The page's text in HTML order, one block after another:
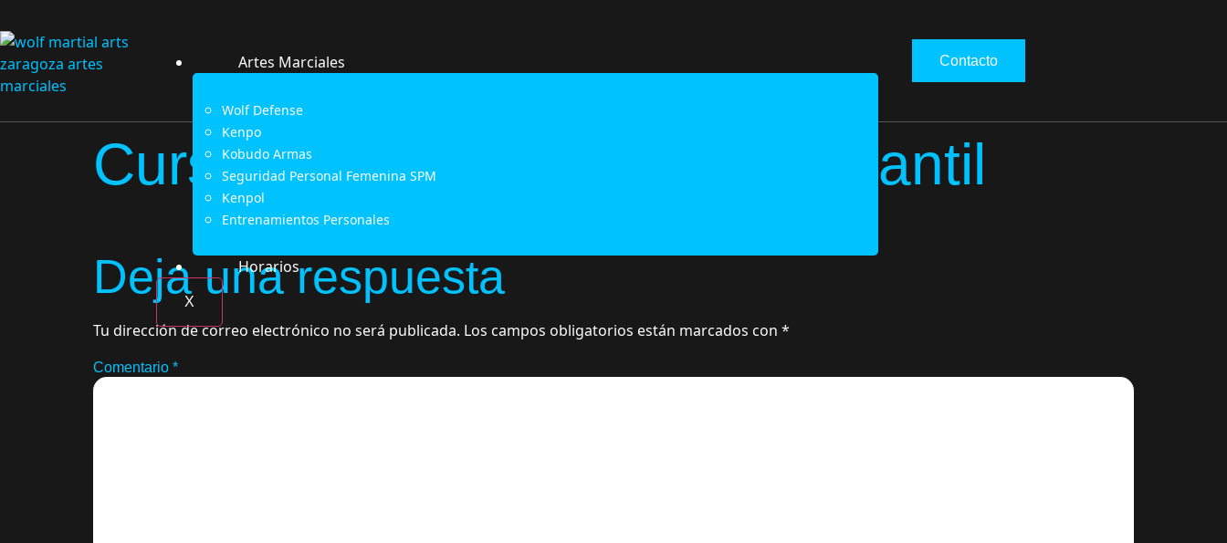
Artes Marciales
Wolf Defense
Kenpo
Kobudo Armas
Seguridad Personal Femenina SPM
Kenpol
Entrenamientos Personales
Horarios
X
Contacto
Curso de defensa personal infantil
Deja una respuesta
Tu dirección de correo electrónico no será publicada. Los campos obligatorios están marcados con *
Comentario *